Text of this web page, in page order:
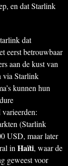
en dat Starlink
dat
eerst betrouwbaar
aan de kust van
via Starlink
kunnen hun
(Starlink
USD, maar later
inHaïti, waar de
geweest voor